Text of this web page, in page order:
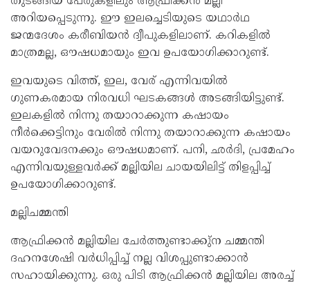
അറിയപ്പെടുന്നു. ഈ ഇലച്ചെടിയുടെ യഥാർഥ
ജന്മദേശം കരീബിയൻ ദ്വീപുകളിലാണ്. കറികളിൽ
മാത്രമല്ല, ഔഷധമായും ഇവ ഉപയോഗിക്കാറുണ്ട്.
ഇവയുടെ വിത്ത്, ഇല, വേര് എന്നിവയിൽ
ഗുണകരമായ നിരവധി ഘടകങ്ങൾ അടങ്ങിയിട്ടുണ്ട്.
ഇലകളിൽ നിന്നു തയാറാക്കുന്ന കഷായം
നീർക്കെട്ടിനും വേരിൽ നിന്നു തയാറാക്കുന്ന കഷായം
വയറുവേദനക്കും ഔഷധമാണ്. പനി, ഛർദി, പ്രമേഹം
എന്നിവയുള്ളവർക്ക് മല്ലിയില ചായയിലിട്ട് തിളപ്പിച്ച്
ഉപയോഗിക്കാറുണ്ട്.
മല്ലിചമ്മന്തി
ആഫ്രിക്കൻ മല്ലിയില ചേർത്തുണ്ടാക്കു്ന ചമ്മന്തി
ദഹനശേഷി വർധിപ്പിച്ച് നല്ല വിശപ്പുണ്ടാക്കാൻ
സഹായിക്കുന്നു. ഒരു പിടി ആഫ്രിക്കൻ മല്ലിയില അരച്ച്